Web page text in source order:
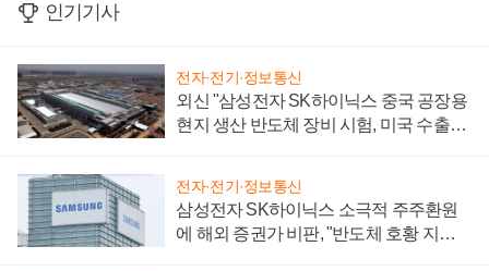
인기기사
전자·전기·정보통신
외신 "삼성전자 SK하이닉스 중국 공장용
현지 생산 반도체 장비 시험, 미국 수출통
전자·전기·정보통신
삼성전자 SK하이닉스 소극적 주주환원
에 해외 증권가 비판, "반도체 호황 지속